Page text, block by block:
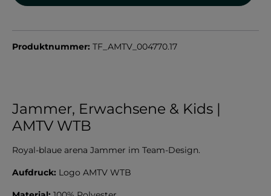
Produktnummer: TF_AMTV_004770.17
Jammer, Erwachsene & Kids |
AMTV WTB
Royal-blaue arena Jammer im Team-Design.
Aufdruck: Logo AMTV WTB